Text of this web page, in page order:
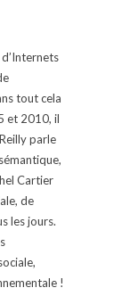
tout cela
et 2010, il
parle
Cartier
de
les jours.
!